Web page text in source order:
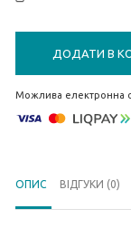
ДОДАТИ В
Можлива електронна
ОПИС ВІДГУКИ (0)